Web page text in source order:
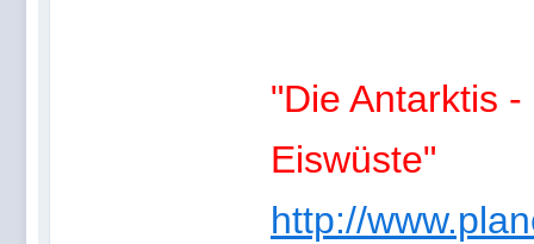
"Die Antarktis
Eiswüste"
http://